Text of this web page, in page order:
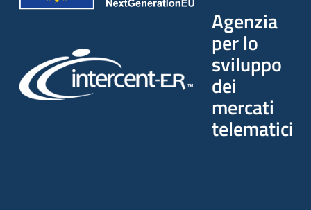
Agenzia
per lo
sviluppo
dei
mercati
telematici